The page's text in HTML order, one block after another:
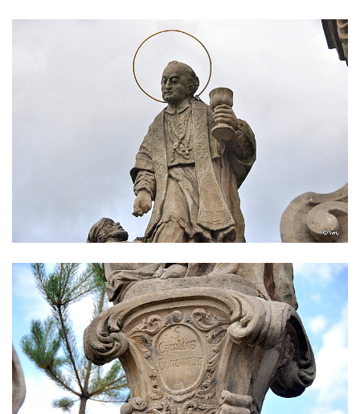
Sloup Panny Marie v Benešově nad
Sloup Panny Marie v Cebivi
Sloup Panny Marie v Kynšperku nad Ohří
Sloup Nejsvětější Trojice v Kynšperku nad
Sloup Panny Marie ve Stříbře
Sloup svatého Floriána v Bezdružicích
Sloup Nejsvětější Trojice ve Žluticích
Sloup Panny Marie s Ježíškem u hřbitova v
Sloup se sochami Ukřižovaného a Bolestné
Panny Marie u hřbitova v Místě
Sloup se sochou Ukřižovaného u hřbitova v
Místě
Pilíř s Ukřižovaným a reliéfem Bolestné
Panny Marie v Místě